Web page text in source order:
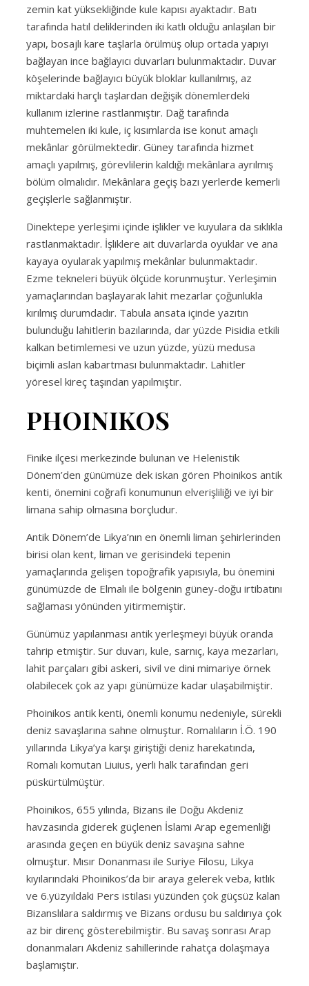
zemin kat yüksekliğinde kule kapısı ayaktadır. Batı
tarafında hatıl deliklerinden iki katlı olduğu anlaşılan bir
yapı, bosajlı kare taşlarla örülmüş olup ortada yapıyı
bağlayan ince bağlayıcı duvarları bulunmaktadır. Duvar
köşelerinde bağlayıcı büyük bloklar kullanılmış, az
miktardaki harçlı taşlardan değişik dönemlerdeki
kullanım izlerine rastlanmıştır. Dağ tarafında
muhtemelen iki kule, iç kısımlarda ise konut amaçlı
mekânlar görülmektedir. Güney tarafında hizmet
amaçlı yapılmış, görevlilerin kaldığı mekânlara ayrılmış
bölüm olmalıdır. Mekânlara geçiş bazı yerlerde kemerli
geçişlerle sağlanmıştır.
Dinektepe yerleşimi içinde işlikler ve kuyulara da sıklıkla
rastlanmaktadır. İşliklere ait duvarlarda oyuklar ve ana
kayaya oyularak yapılmış mekânlar bulunmaktadır.
Ezme tekneleri büyük ölçüde korunmuştur. Yerleşimin
yamaçlarından başlayarak lahit mezarlar çoğunlukla
kırılmış durumdadır. Tabula ansata içinde yazıtın
bulunduğu lahitlerin bazılarında, dar yüzde Pisidia etkili
kalkan betimlemesi ve uzun yüzde, yüzü medusa
biçimli aslan kabartması bulunmaktadır. Lahitler
yöresel kireç taşından yapılmıştır.
PHOINIKOS
Finike ilçesi merkezinde bulunan ve Helenistik
Dönem’den günümüze dek iskan gören Phoinikos antik
kenti, önemini coğrafi konumunun elverişliliği ve iyi bir
limana sahip olmasına borçludur.
Antik Dönem’de Likya’nın en önemli liman şehirlerinden
birisi olan kent, liman ve gerisindeki tepenin
yamaçlarında gelişen topoğrafik yapısıyla, bu önemini
günümüzde de Elmalı ile bölgenin güney-doğu irtibatını
sağlaması yönünden yitirmemiştir.
Günümüz yapılanması antik yerleşmeyi büyük oranda
tahrip etmiştir. Sur duvarı, kule, sarnıç, kaya mezarları,
lahit parçaları gibi askeri, sivil ve dini mimariye örnek
olabilecek çok az yapı günümüze kadar ulaşabilmiştir.
Phoinikos antik kenti, önemli konumu nedeniyle, sürekli
deniz savaşlarına sahne olmuştur. Romalıların İ.Ö. 190
yıllarında Likya’ya karşı giriştiği deniz harekatında,
Romalı komutan Liuius, yerli halk tarafından geri
püskürtülmüştür.
Phoinikos, 655 yılında, Bizans ile Doğu Akdeniz
havzasında giderek güçlenen İslami Arap egemenliği
arasında geçen en büyük deniz savaşına sahne
olmuştur. Mısır Donanması ile Suriye Filosu, Likya
kıyılarındaki Phoinikos’da bir araya gelerek veba, kıtlık
ve 6.yüzyıldaki Pers istilası yüzünden çok güçsüz kalan
Bizanslılara saldırmış ve Bizans ordusu bu saldırıya çok
az bir direnç gösterebilmiştir. Bu savaş sonrası Arap
donanmaları Akdeniz sahillerinde rahatça dolaşmaya
başlamıştır.